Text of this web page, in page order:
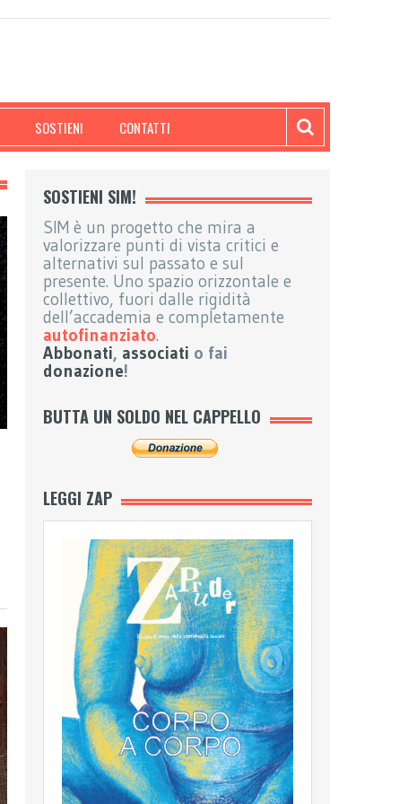
SOSTIENI CONTATTI
SOSTIENI SIM!
SIM è un progetto che mira a
valorizzare punti di vista critici e
alternativi sul passato e sul
presente. Uno spazio orizzontale e
collettivo, fuori dalle rigidità
dell’accademia e completamente
autofinanziato.
Abbonati, associati o fai
donazione!
BUTTA UN SOLDO NEL CAPPELLO
LEGGI ZAP